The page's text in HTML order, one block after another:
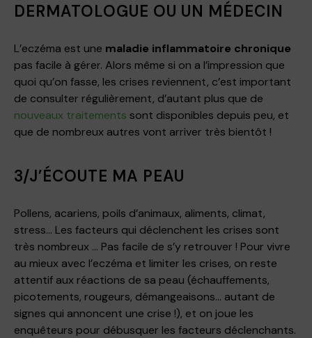
DERMATOLOGUE OU UN MÉDECIN
L’eczéma est une maladie inflammatoire chronique
pas facile à gérer. Alors même si on a l’impression que
quoi qu’on fasse, les crises reviennent, c’est important
de consulter régulièrement, d’autant plus que de
nouveaux traitements sont disponibles depuis peu, et
que de nombreux autres vont arriver très bientôt !
3/J’ÉCOUTE MA PEAU
Pollens, acariens, poils d’animaux, aliments, climat,
stress… Les facteurs qui déclenchent les crises sont
très nombreux … Pas facile de s’y retrouver ! Pour vivre
au mieux avec l’eczéma et limiter les crises, on reste
attentif aux réactions de sa peau (échauffements,
picotements, rougeurs, démangeaisons… autant de
signes qui annoncent une crise !), et on joue les
enquêteurs pour débusquer les facteurs déclenchants.